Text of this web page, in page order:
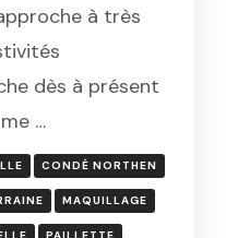
GRANDS
à très
dès à présent
…
CONDÉ NORTHEN
MAQUILLAGE